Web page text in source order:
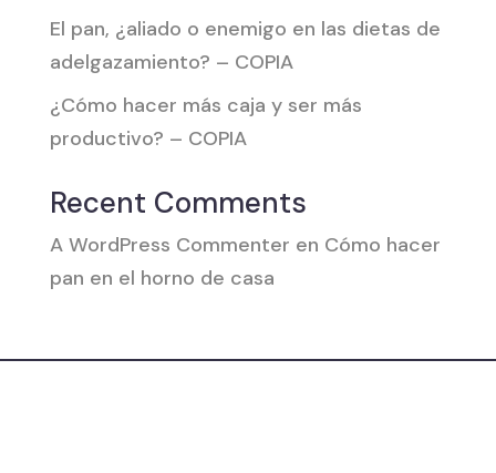
El pan, ¿aliado o enemigo en las dietas de
adelgazamiento? – COPIA
¿Cómo hacer más caja y ser más
productivo? – COPIA
Recent Comments
A WordPress Commenter en Cómo hacer
pan en el horno de casa